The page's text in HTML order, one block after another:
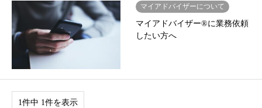
マイアドバイザーについて
マイアドバイザー®に業務依頼
したい方へ
1件中 1件を表示